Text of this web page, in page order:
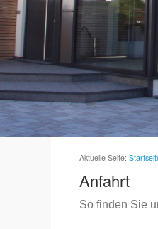
Aktuelle Seite:
Anfahrt
So finden Sie